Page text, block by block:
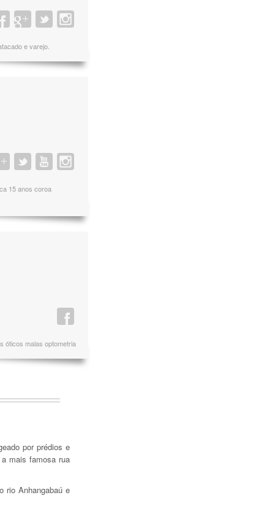
e varejo.
15 anos coroa
óticos malas optometria
por prédios e
mais famosa rua
rio Anhangabaú e